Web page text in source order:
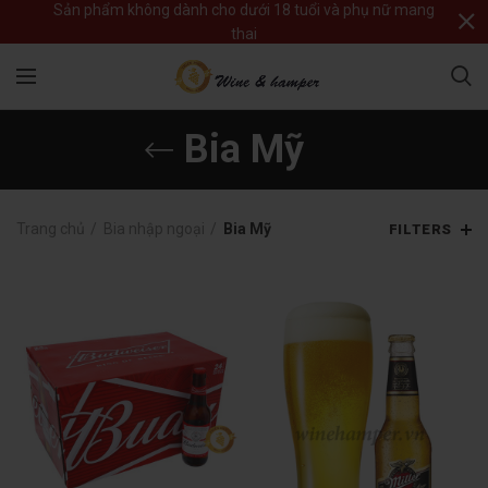
Bia Mỹ
Bia Mỹ FILTERS
Sản phẩm không dành cho dưới 18 tuổi và phụ nữ mang
thai